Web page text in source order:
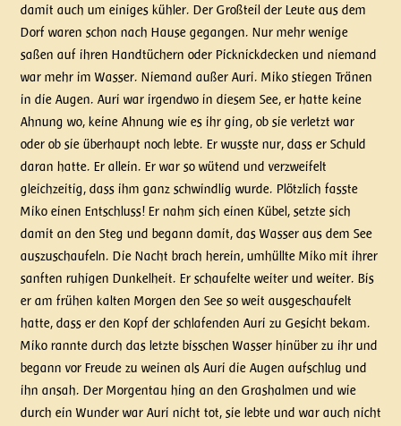
damit auch um einiges kühler. Der Großteil der Leute aus dem
Dorf waren schon nach Hause gegangen. Nur mehr wenige
saßen auf ihren Handtüchern oder Picknickdecken und niemand
war mehr im Wasser. Niemand außer Auri. Miko stiegen Tränen
in die Augen. Auri war irgendwo in diesem See, er hatte keine
Ahnung wo, keine Ahnung wie es ihr ging, ob sie verletzt war
oder ob sie überhaupt noch lebte. Er wusste nur, dass er Schuld
daran hatte. Er allein. Er war so wütend und verzweifelt
gleichzeitig, dass ihm ganz schwindlig wurde. Plötzlich fasste
Miko einen Entschluss! Er nahm sich einen Kübel, setzte sich
damit an den Steg und begann damit, das Wasser aus dem See
auszuschaufeln. Die Nacht brach herein, umhüllte Miko mit ihrer
sanften ruhigen Dunkelheit. Er schaufelte weiter und weiter. Bis
er am frühen kalten Morgen den See so weit ausgeschaufelt
hatte, dass er den Kopf der schlafenden Auri zu Gesicht bekam.
Miko rannte durch das letzte bisschen Wasser hinüber zu ihr und
begann vor Freude zu weinen als Auri die Augen aufschlug und
ihn ansah. Der Morgentau hing an den Grashalmen und wie
durch ein Wunder war Auri nicht tot, sie lebte und war auch nicht